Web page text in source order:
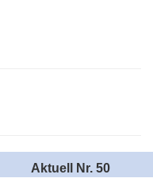
Aktuell
Nr. 50